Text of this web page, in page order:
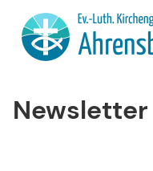
Newsletter